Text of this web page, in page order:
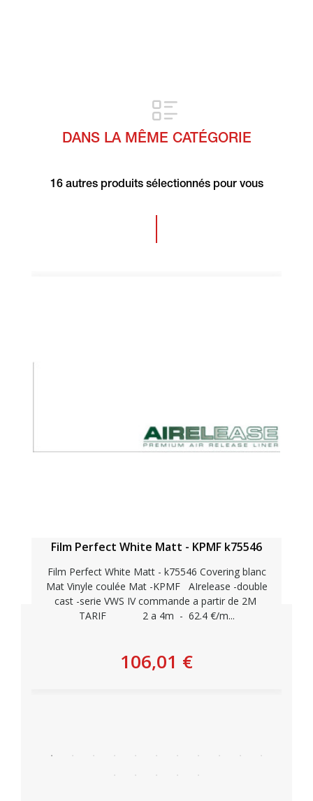
DANS LA MÊME CATÉGORIE
16 autres produits sélectionnés pour vous
Personnaliser
Film Perfect White Matt - KPMF k75546
Film Perfect White Matt - k75546 Covering blanc
Mat Vinyle coulée Mat -KPMF AIrelease -double
cast -serie VWS IV commande a partir de 2M
TARIF 2 a 4m - 62.4 €/m...
106,01 €